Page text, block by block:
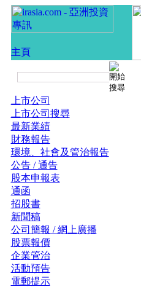
上市公司
上市公司搜尋
最新業績
財務報告
環境、社會及管治報告
公告 / 通告
股本申報表
通函
招股書
新聞稿
公司簡報 / 網上廣播
股票報價
企業管治
活動預告
電郵提示